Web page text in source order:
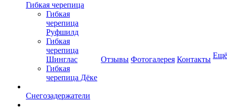
Гибкая черепица
Гибкая
черепица
Руфшилд
Гибкая
черепица
Шинглас
Гибкая
черепица Дёке
Снегозадержатели
Отзывы Фотогалерея Контакты Ещё